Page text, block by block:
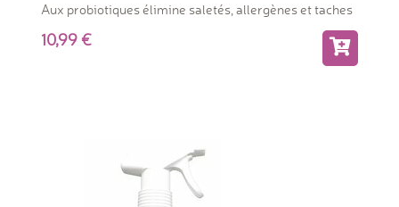
Aux probiotiques élimine saletés, allergènes et taches
10,99